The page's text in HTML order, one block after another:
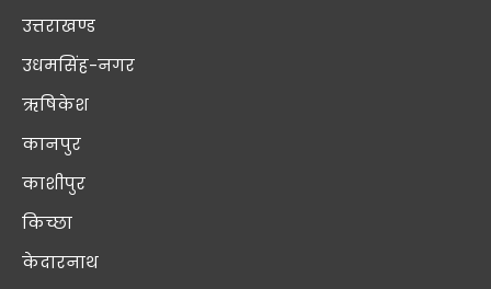
उत्तराखण्ड
उधमसिंह-नगर
ऋषिकेश
कानपुर
काशीपुर
किच्छा
केदारनाथ